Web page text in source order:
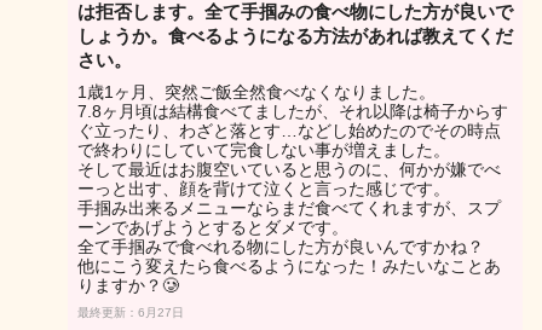
は拒否します。全て手掴みの食べ物にした方が良いで
しょうか。食べるようになる方法があれば教えてくだ
さい。
1歳1ヶ月、突然ご飯全然食べなくなりました。
7.8ヶ月頃は結構食べてましたが、それ以降は椅子からす
ぐ立ったり、わざと落とす…などし始めたのでその時点
で終わりにしていて完食しない事が増えました。
そして最近はお腹空いていると思うのに、何かが嫌でべ
ーっと出す、顔を背けて泣くと言った感じです。
手掴み出来るメニューならまだ食べてくれますが、スプ
ーンであげようとするとダメです。
全て手掴みで食べれる物にした方が良いんですかね？
他にこう変えたら食べるようになった！みたいなことあ
りますか？🥲
最終更新：6月27日